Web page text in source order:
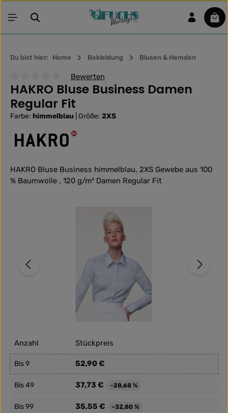
Zum Hauptinhalt springen
Du bist hier: Home Bekleidung Blusen & Hemden
Durchschnittliche Bewertung von 0 von 5 Sternen
Bewerten
HAKRO Bluse Business Damen
Regular Fit
Farbe: himmelblau Größe: 2XS
HAKRO Bluse Business himmelblau, 2XS Gewebe aus 100
% Baumwolle , 120 g/m² Damen Regular Fit
Anzahl Stückpreis
Bis9 52,90 €
Bis49 37,73 € -28,68 %
Bis99 35,55 € -32,80 %